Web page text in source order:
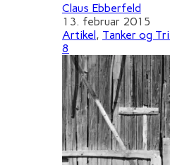
Claus Ebberfeld
13. februar 2015
Artikel, Tanker og
8